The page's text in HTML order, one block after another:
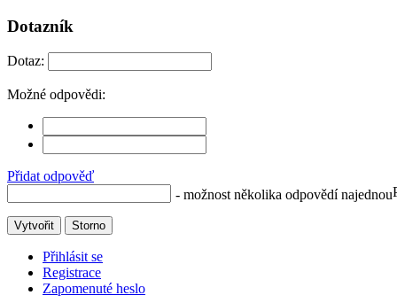
Dotazník
Dotaz:
Možné odpovědi:
Přidat odpověď
- možnost několika odpovědí najednou
Vytvořit Storno
Přihlásit se
Registrace
Zapomenuté heslo